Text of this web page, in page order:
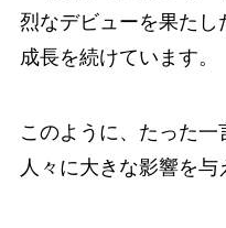
烈なデビューを果たし
成長を続けています。
このように、たった一
人々に大きな影響を与